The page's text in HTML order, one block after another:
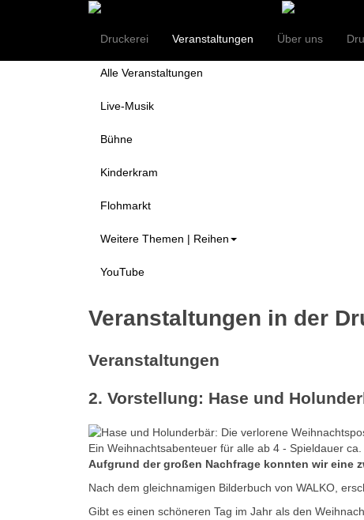
Druckerei Veranstaltungen Über uns
Themen
Alle Veranstaltungen
Live-Musik
Bühne
Kinderkram
Flohmarkt
Weitere Themen | Reihen
YouTube
Veranstaltungen in der
Veranstaltungen
2. Vorstellung: Hase und
Ein Weihnachtsabenteuer für alle ab 4 - Spieldauer ca.
Aufgrund der großen Nachfrage konnten wir eine
Nach dem gleichnamigen Bilderbuch von WALKO,
Gibt es einen schöneren Tag im Jahr als den